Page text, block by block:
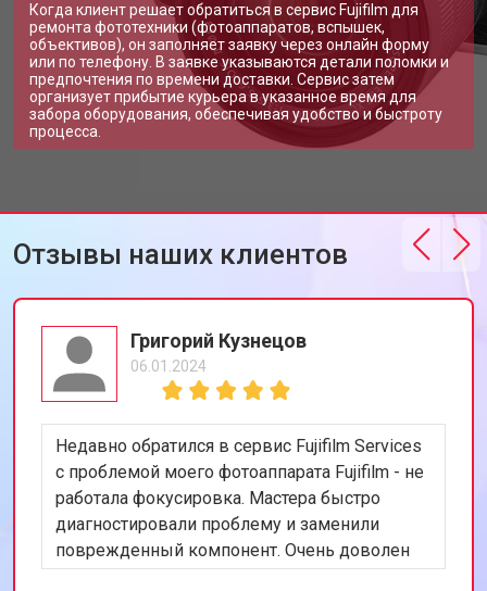
Когда клиент решает обратиться в сервис Fujifilm для
ремонта фототехники (фотоаппаратов, вспышек,
объективов), он заполняет заявку через онлайн форму
или по телефону. В заявке указываются детали поломки и
предпочтения по времени доставки. Сервис затем
организует прибытие курьера в указанное время для
забора оборудования, обеспечивая удобство и быстроту
процесса.
Отзывы наших клиентов
Григорий Кузнецов
06.01.2024
Недавно обратился в сервис Fujifilm Services
с проблемой моего фотоаппарата Fujifilm - не
работала фокусировка. Мастера быстро
диагностировали проблему и заменили
поврежденный компонент. Очень доволен
скоростью и качеством работы. Рекомендую